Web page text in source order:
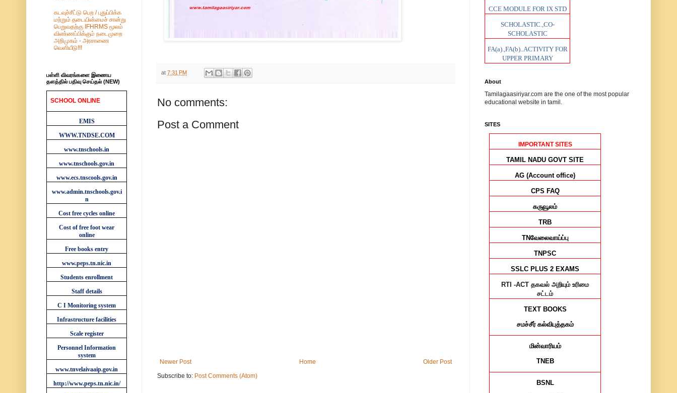
at 7:31 PM
No comments:
Post a Comment
Newer Post Older Post
Home
Subscribe to: Post Comments (Atom)
கடவுச்சீட்டு பெற / புதுப்பிக்க
மற்றும் தடையின்மைச் சான்று
பெறுவதற்கு IFHRMS மூலம்
விண்ணப்பிக்கும் நடைமுறை
அறிமுகம் - அரசாணை
வெளியீடு!!!
பள்ளி விவரங்களை இணைய
தளத்தில் பதிவு செய்தல் (NEW)
SCHOOL ONLINE
EMIS
WWW.TNDSE.COM
www.tnschools.in
www.tnschools.gov.in
www.ecs.tnscools.gov.in
www.admin.tnschools.gov.i
n
Cost free cycles online
Cost of free foot wear
online
Free books entry
www.peps.tn.nic.in
Students enrollment
Staff details
C I Monitoring system
Infrastructure facilities
Scale register
Personnel Information
system
www.tnvelaivaaip.gov.in
http://www.peps.tn.nic.in/
CCE MODULE FOR IX STD
SCHOLASTIC.,CO-
SCHOLASTIC
FA(a).,FA(b)..ACTIVITY FOR
UPPER PRIMARY
About
Tamilagaasiriyar.com are the one of the most popular
educational website in tamil.
SITES
IMPORTANT SITES
TAMIL NADU GOVT SITE
AG (Account office)
CPS FAQ
கருவூலம்
TRB
TNவேலைவாய்ப்பு
TNPSC
SSLC PLUS 2 EXAMS
RTI -ACT தகவல் அறியும் உரிமை
சட்டம்
TEXT BOOKS
சமச்சீர் கல்விபுத்தகம்
மின்வாரியம்
TNEB
BSNL